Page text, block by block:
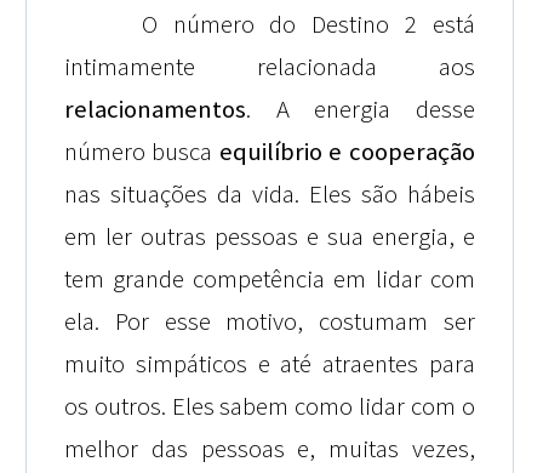
O número do Destino 2 está
intimamente relacionada aos
relacionamentos. A energia desse
número busca equilíbrio e cooperação
nas situações da vida. Eles são hábeis
em ler outras pessoas e sua energia, e
tem grande competência em lidar com
ela. Por esse motivo, costumam ser
muito simpáticos e até atraentes para
os outros. Eles sabem como lidar com o
melhor das pessoas e, muitas vezes,